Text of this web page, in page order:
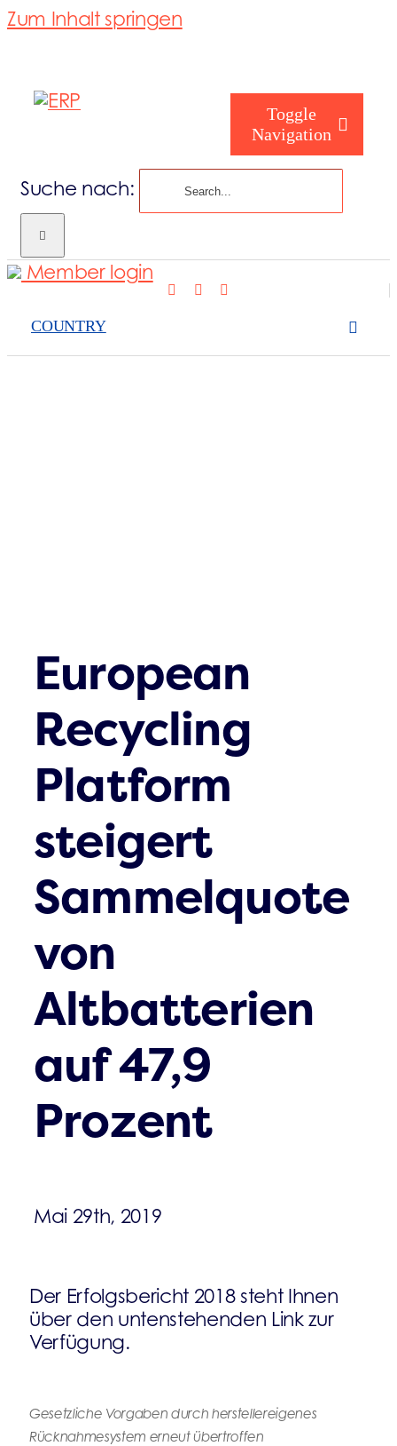
Zum Inhalt springen
Toggle
Navigation
Suche nach:
COUNTRY
Member login
European
Recycling
Platform
steigert
Sammelquote
von
Altbatterien
auf 47,9
Prozent
Mai 29th, 2019
Der Erfolgsbericht 2018 steht Ihnen
über den untenstehenden Link zur
Verfügung.
Gesetzliche Vorgaben durch herstellereigenes
Rücknahmesystem erneut übertroffen